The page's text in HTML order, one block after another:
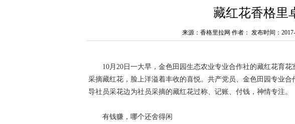
藏红花香格里
来源：香格里拉网 作者： 发布时间：
10月20日一大早，金色田园生态农业专业合作社的藏红花育
采摘藏红花，脸上洋溢着丰收的喜悦。共产党员、金色田园专业
导社员采花边为社员采摘的藏红花过称、记账、付钱，神情专注。
有钱赚，哪个还舍得闲